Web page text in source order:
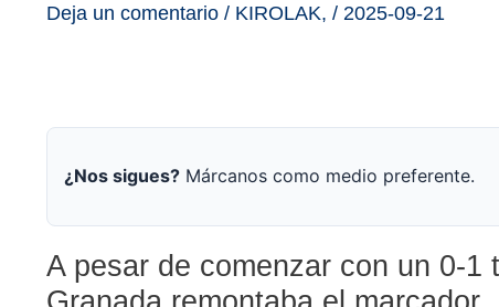
Deja un comentario / KIROLAK, / 2025-09-21
¿Nos sigues? Márcanos como medio preferente.
A pesar de comenzar con un 0-1